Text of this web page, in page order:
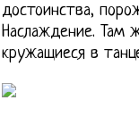
достоинства,
Наслаждение. Там
кружащиеся в